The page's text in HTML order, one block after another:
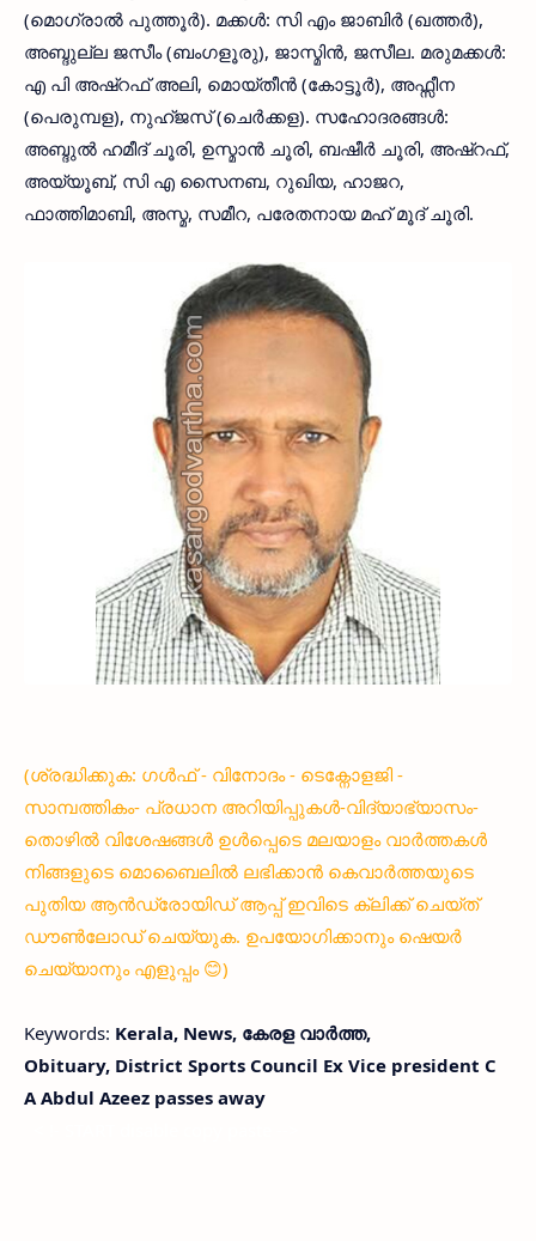
(മൊഗ്രാല്‍ പുത്തൂര്‍). മക്കള്‍: സി എം ജാബിര്‍ (ഖത്തര്‍),
അബ്ദുല്ല ജസീം (ബംഗളൂരു), ജാസ്മിന്‍, ജസീല. മരുമക്കള്‍:
എ പി അഷ്റഫ് അലി, മൊയ്തീന്‍ (കോട്ടൂര്‍), അഫ്സീന
(പെരുമ്പള), നുഹ്ജസ് (ചെര്‍ക്കള). സഹോദരങ്ങള്‍:
അബ്ദുല്‍ ഹമീദ് ചൂരി, ഉസ്മാന്‍ ചൂരി, ബഷീര്‍ ചൂരി, അഷ്റഫ്,
അയ്യൂബ്, സി എ സൈനബ, റുഖിയ, ഹാജറ,
ഫാത്തിമാബി, അസ്മ, സമീറ, പരേതനായ മഹ് മൂദ് ചൂരി.
(ശ്രദ്ധിക്കുക: ഗൾഫ് - വിനോദം - ടെക്നോളജി -
സാമ്പത്തികം- പ്രധാന അറിയിപ്പുകൾ-വിദ്യാഭ്യാസം-
തൊഴിൽ വിശേഷങ്ങൾ ഉൾപ്പെടെ മലയാളം വാർത്തകൾ
നിങ്ങളുടെ മൊബൈലിൽ ലഭിക്കാൻ കെവാർത്തയുടെ
പുതിയ ആൻഡ്രോയിഡ് ആപ്പ് ഇവിടെ ക്ലിക്ക് ചെയ്ത്
ഡൗൺലോഡ് ചെയ്യുക. ഉപയോഗിക്കാനും ഷെയർ
ചെയ്യാനും എളുപ്പം 😊)
Keywords: Kerala, News, കേരള വാര്‍ത്ത,
Obituary, District Sports Council Ex Vice president C
A Abdul Azeez passes away